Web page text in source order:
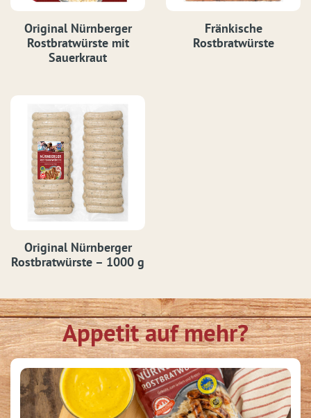
Original Nürnberger
Rostbratwürste mit
Sauerkraut
Fränkische
Rostbratwürste
Original Nürnberger
Rostbratwürste – 1000 g
Appetit auf mehr?